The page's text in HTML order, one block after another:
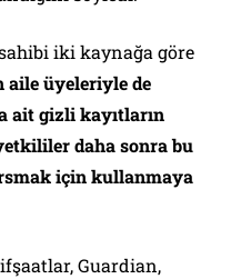
iki kaynağa göre
aile üyeleriyle de
ait gizli kayıtların
daha sonra bu
için kullanmaya
Guardian,